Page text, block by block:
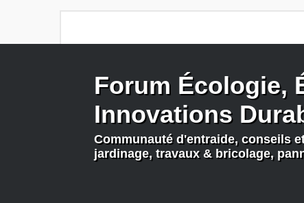
Forum Écologie,
Innovations
Communauté d'entraide, conseils
jardinage, travaux & bricolage,